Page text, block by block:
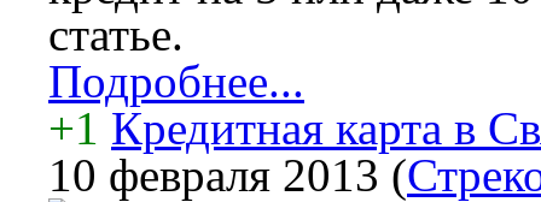
статье.
Подробнее...
+1 Кредитная карта в
10 февраля 2013 (